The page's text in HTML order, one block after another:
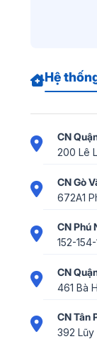
Hệ
CN
200 Lê
CN Gò
672A1
CN Phú
152-
CN
461 Bà
CN Tân
392 Lũy